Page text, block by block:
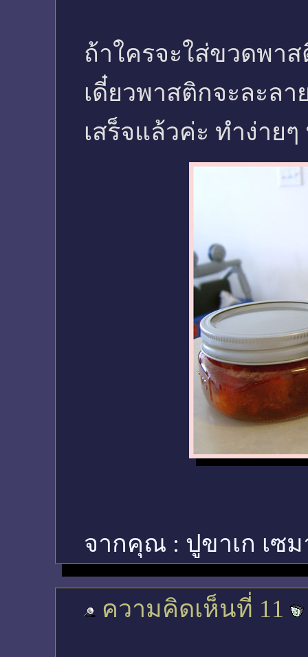
ถ้าใครจะใส่ขวดพา
เดี๋ยวพาสติกจะละลา
เสร็จแล้วค่ะ ทำง่าย
จากคุณ : ปูขาเก เซ
ความคิดเห็นที่ 11